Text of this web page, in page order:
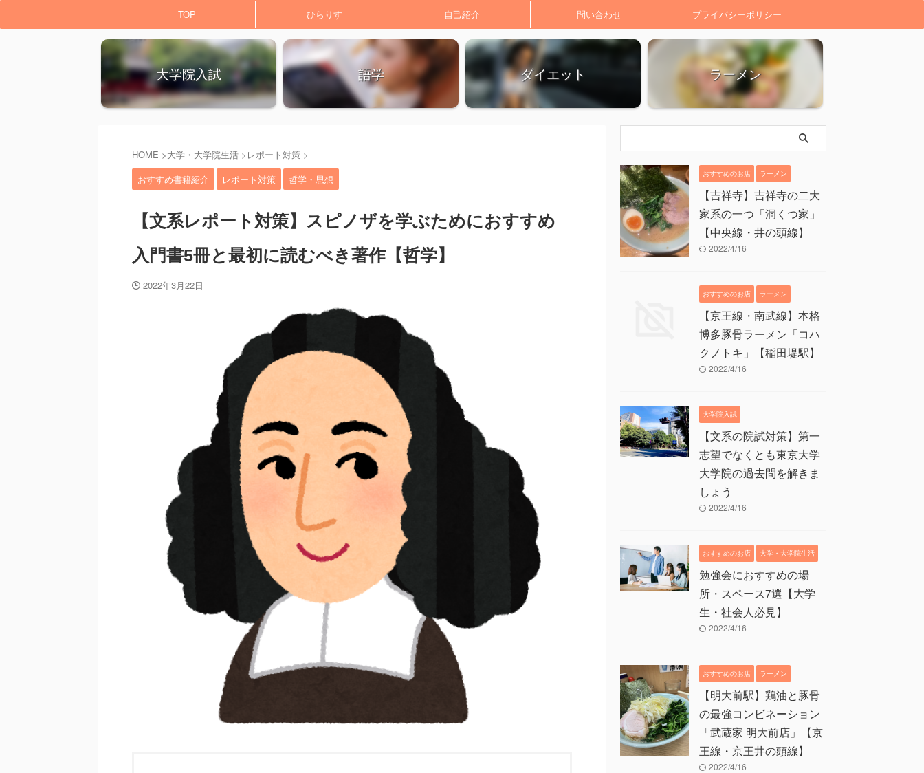
TOP ひらりす 自己紹介 問い合わせ プライバシーポリシー
大学院入試 語学 ダイエット ラーメン
HOME >大学・大学院生活 > レポート対策 >
おすすめ書籍紹介
レポート対策 哲学・思想
【文系レポート対策】スピノザを学ぶためにおすすめ
入門書5冊と最初に読むべき著作【哲学】
2022年3月22日
おすすめのお店 ラーメン
【吉祥寺】吉祥寺の二大
家系の一つ「洞くつ家」
【中央線・井の頭線】
2022/4/16
おすすめのお店 ラーメン
【京王線・南武線】本格
博多豚骨ラーメン「コハ
クノトキ」【稲田堤駅】
2022/4/16
大学院入試
【文系の院試対策】第一
志望でなくとも東京大学
大学院の過去問を解きま
しょう
2022/4/16
おすすめのお店 大学・大学院生活
勉強会におすすめの場
所・スペース7選【大学
生・社会人必見】
2022/4/16
おすすめのお店 ラーメン
【明大前駅】鶏油と豚骨
の最強コンビネーション
「武蔵家 明大前店」【京
王線・京王井の頭線】
2022/4/16